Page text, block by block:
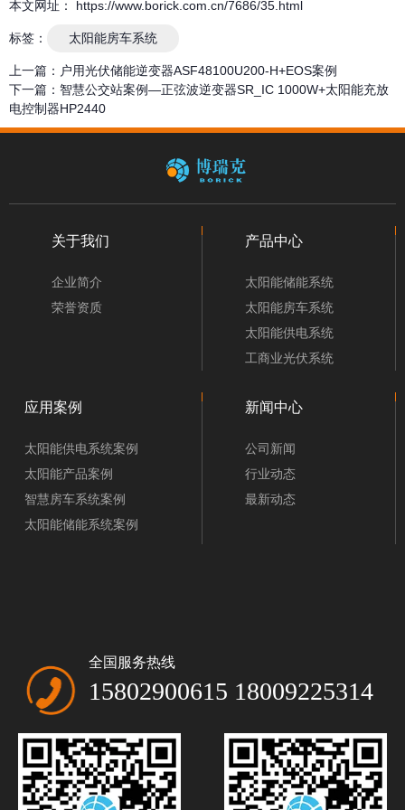
本文网址： https://www.borick.com.cn/7686/35.html
标签： 太阳能房车系统
上一篇： 户用光伏储能逆变器ASF48100U200-H+EOS案例
下一篇： 智慧公交站案例—正弦波逆变器SR_IC 1000W+太阳能充放
电控制器HP2440
关于我们
企业简介
荣誉资质
产品中心
太阳能储能系统
太阳能房车系统
太阳能供电系统
工商业光伏系统
应用案例
太阳能供电系统案例
太阳能产品案例
智慧房车系统案例
太阳能储能系统案例
新闻中心
公司新闻
行业动态
最新动态
全国服务热线
15802900615 18009225314